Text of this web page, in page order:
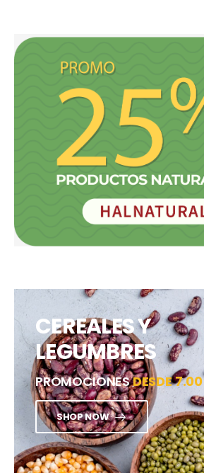
CEREALES Y
LEGUMBRES
PROMOCIONESDESDE 7.00
SHOP NOW